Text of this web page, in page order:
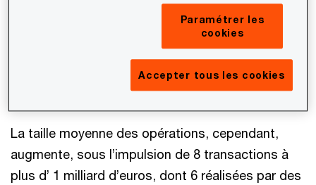
2023 a enregistré une baisse en volume des
transactions M&A dans ce secteur (-15%). Après
la forte hausse de 2021, 2022 avait déjà acté un
fort ralentissement avec une stabilisation du
volume des opérations.
La taille moyenne des opérations, cependant,
augmente, sous l’impulsion de 8 transactions à
plus d’ 1 milliard d’euros, dont 6 réalisées par des
Paramétrer les
cookies
Accepter tous les cookies